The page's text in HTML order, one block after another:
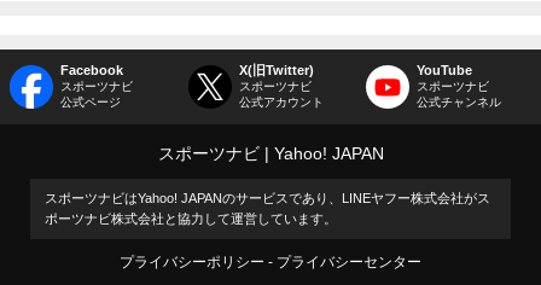
Facebook
スポーツナビ
公式ページ
X(旧Twitter)
スポーツナビ
公式アカウント
YouTube
スポーツナビ
公式チャンネル
スポーツナビ Yahoo! JAPAN
スポーツナビはYahoo! JAPANのサービスであり、LINEヤフー株式会社がス
ポーツナビ株式会社と協力して運営しています。
プライバシーポリシー
プライバシーセンター